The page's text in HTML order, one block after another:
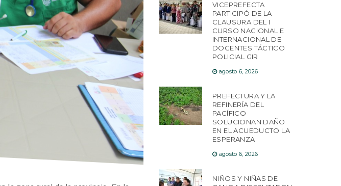
VICEPREFECTA
PARTICIPÓ DE LA
CLAUSURA DEL I
CURSO NACIONAL E
INTERNACIONAL DE
DOCENTES TÁCTICO
POLICIAL GIR
agosto 6, 2026
PREFECTURA Y LA
REFINERÍA DEL
PACÍFICO
SOLUCIONAN DAÑO
EN EL ACUEDUCTO LA
ESPERANZA
agosto 6, 2026
NIÑOS Y NIÑAS DE